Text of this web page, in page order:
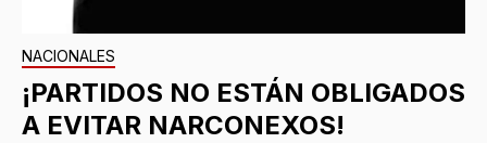
NACIONALES
¡PARTIDOS NO ESTÁN OBLIGADOS
A EVITAR NARCONEXOS!